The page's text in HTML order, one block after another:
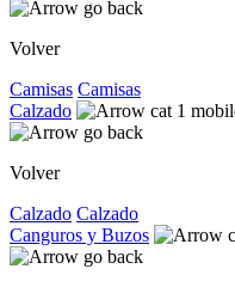
Volver
Camisas Camisas
Calzado
Volver
Calzado Calzado
Canguros y Buzos